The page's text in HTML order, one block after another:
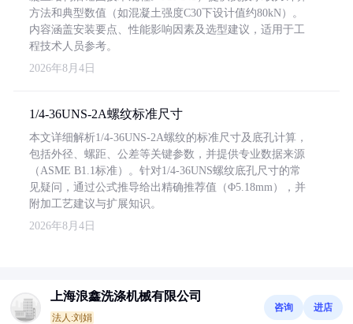
方法和典型数值（如混凝土强度C30下设计值约80kN）。
内容涵盖安装要点、性能影响因素及选型建议，适用于工
程技术人员参考。
2026年8月4日
1/4-36UNS-2A螺纹标准尺寸
本文详细解析1/4-36UNS-2A螺纹的标准尺寸及底孔计算，
包括外径、螺距、公差等关键参数，并提供专业数据来源
（ASME B1.1标准）。针对1/4-36UNS螺纹底孔尺寸的常
见疑问，通过公式推导给出精确推荐值（Φ5.18mm），并
附加工艺建议与扩展知识。
2026年8月4日
上海浪鑫洗涤机械有限公司
法人:刘娟
咨询 进店